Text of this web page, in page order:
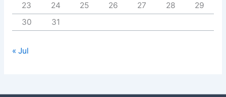
23
24 25 26 27 28
29
30
31
« Jul